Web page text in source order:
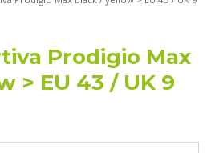
Prodigio Max
> EU 43 / UK 9